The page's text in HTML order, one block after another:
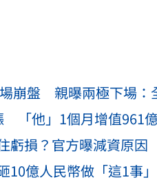
崩盤 親曝兩極下場：
「他」1個月增值961
虧損？官方曝減資原因
10億人民幣做「這1事